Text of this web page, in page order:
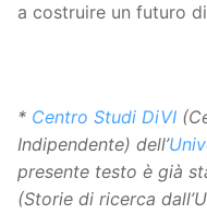
a costruire un futuro
* Centro Studi DiVI
Indipendente) dell’
presente testo è già
(Storie di ricerca